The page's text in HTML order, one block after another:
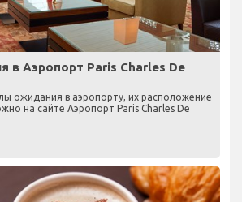
в Аэропорт Paris Charles De
ожидания в аэропорту, их расположение
на сайте Аэропорт Paris Charles De